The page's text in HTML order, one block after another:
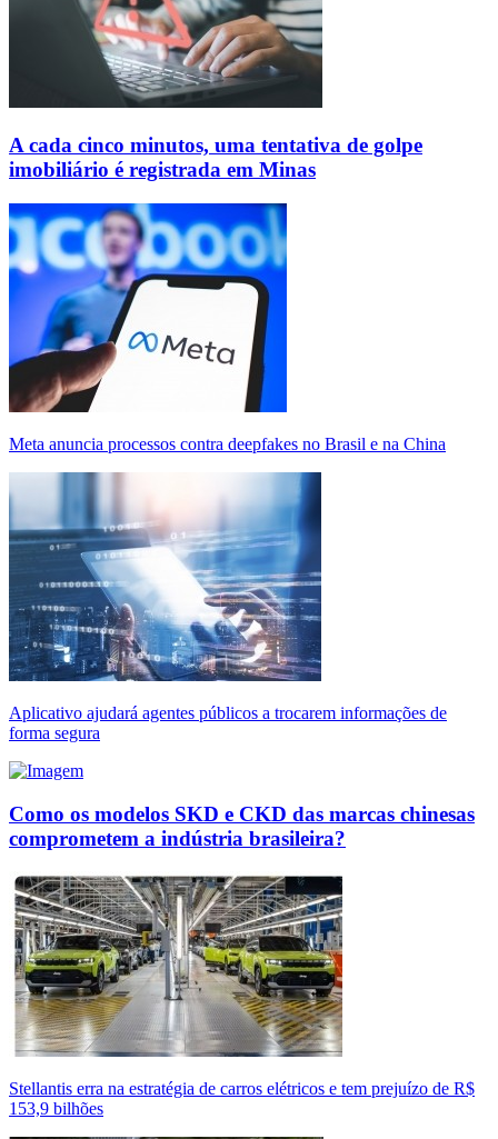
A cada cinco minutos, uma tentativa de golpe
imobiliário é registrada em Minas
Meta anuncia processos contra deepfakes no Brasil e na China
Aplicativo ajudará agentes públicos a trocarem informações de
forma segura
Como os modelos SKD e CKD das marcas chinesas
comprometem a indústria brasileira?
Stellantis erra na estratégia de carros elétricos e tem prejuízo de R$
153,9 bilhões